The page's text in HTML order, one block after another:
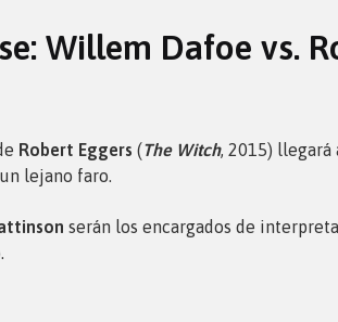
Willem Dafoe vs.
Robert Eggers (The Witch, 2015) llegará
lejano faro.
serán los encargados de